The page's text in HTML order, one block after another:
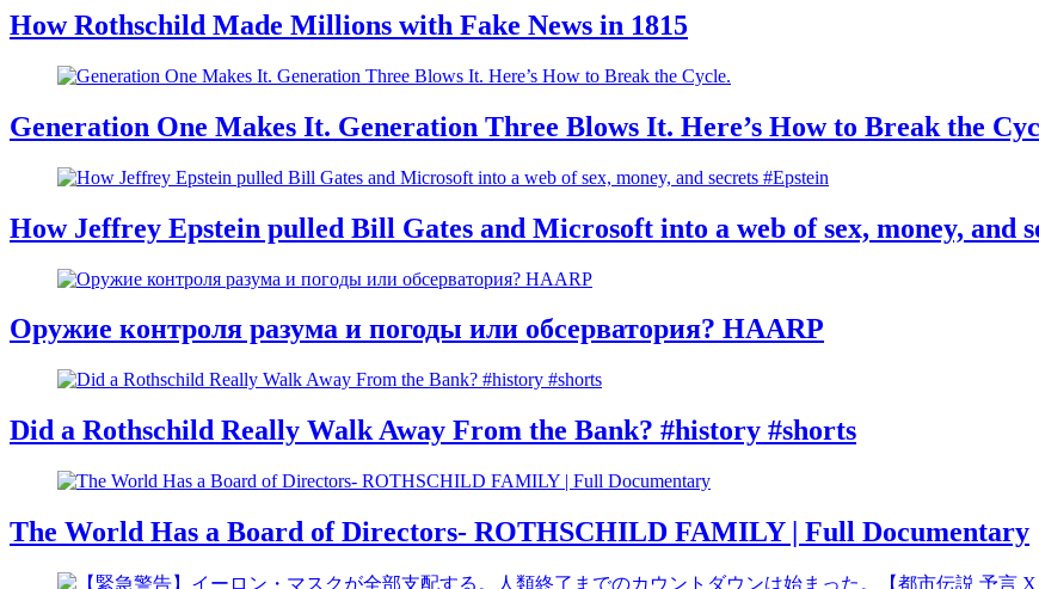
How Rothschild Made Millions with Fake News in 1815
Generation One Makes It. Generation Three Blows It. Here’s How to Break the
How Jeffrey Epstein pulled Bill Gates and Microsoft into a web of sex, money, and
Оружие контроля разума и погоды или обсерватория? HAARP
Did a Rothschild Really Walk Away From the Bank? #history #shorts
The World Has a Board of Directors- ROTHSCHILD FAMILY | Full Documentary